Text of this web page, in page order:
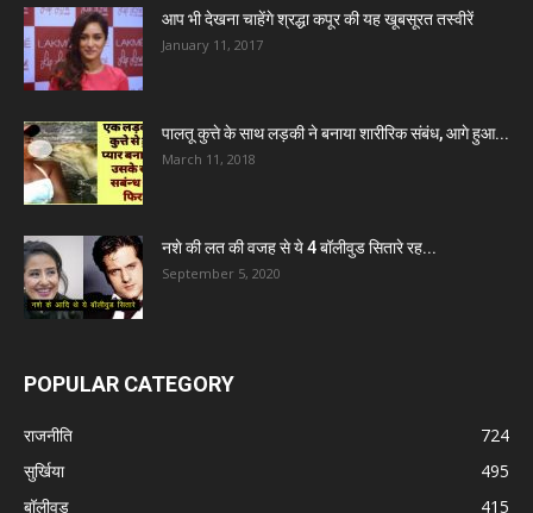
आप भी देखना चाहेंगे श्रद्धा कपूर की यह खूबसूरत तस्वीरें
January 11, 2017
पालतू कुत्ते के साथ लड़की ने बनाया शारीरिक संबंध, आगे हुआ...
March 11, 2018
नशे की लत की वजह से ये 4 बॉलीवुड सितारे रह...
September 5, 2020
POPULAR CATEGORY
राजनीति
724
सुर्खिया
495
बॉलीवुड
415